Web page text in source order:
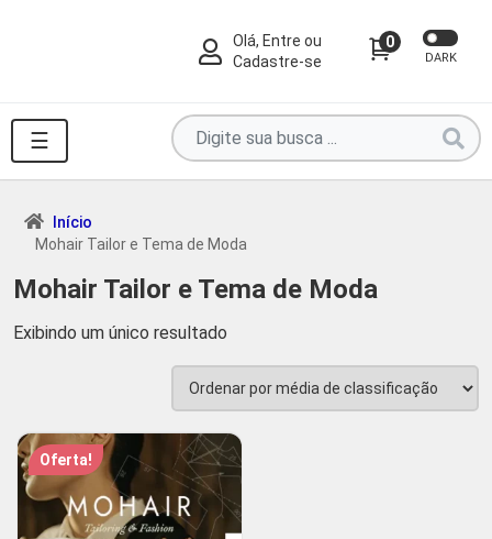
Olá, Entre ou
Cadastre-se
0
DARK
☰
Pesquise
por
produtos
...
Início
Mohair Tailor e Tema de Moda
Mohair Tailor e Tema de Moda
Exibindo um único resultado
Oferta!